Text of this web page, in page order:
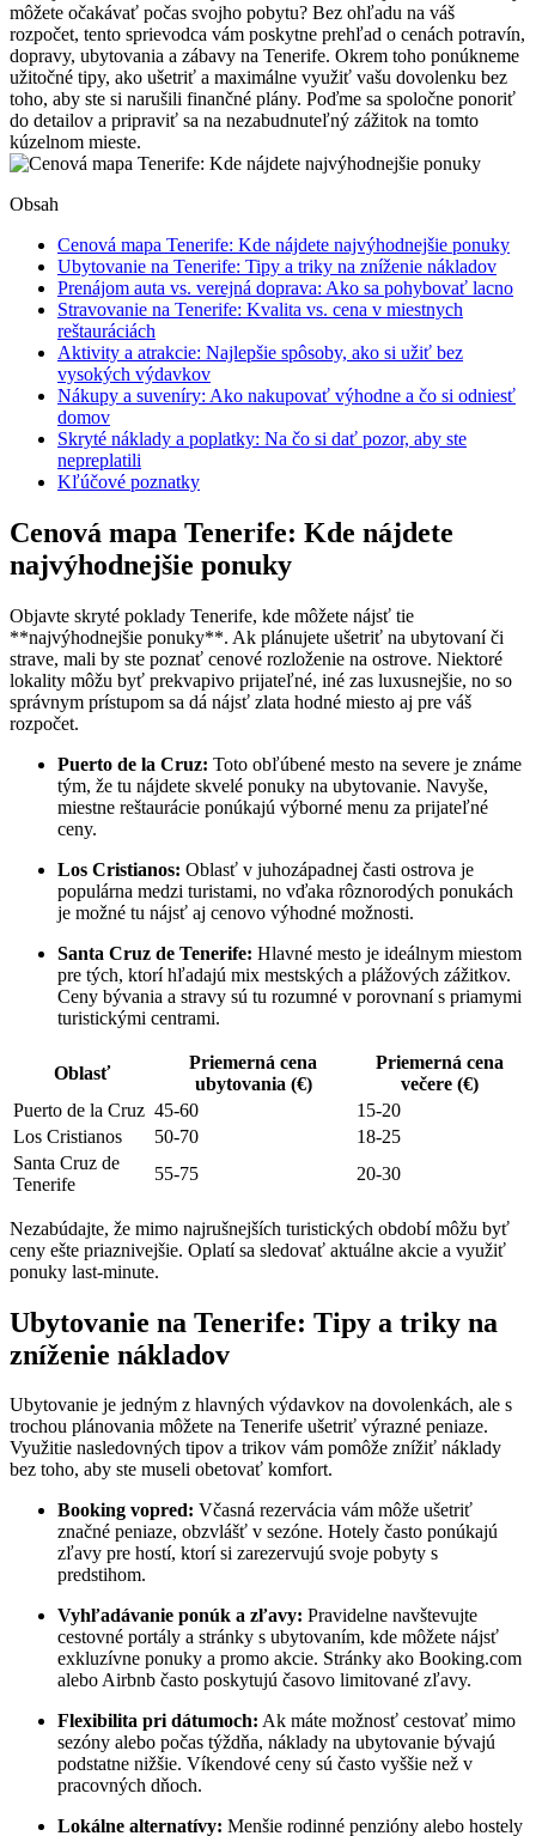
môžete očakávať počas svojho pobytu? Bez ohľadu na váš
rozpočet, tento sprievodca vám poskytne prehľad o cenách potravín,
dopravy, ubytovania a zábavy na Tenerife. Okrem toho ponúkneme
užitočné tipy, ako ušetriť a maximálne využiť vašu dovolenku bez
toho, aby ste si narušili finančné plány. Poďme sa spoločne ponoriť
do detailov a pripraviť sa na nezabudnuteľný zážitok na tomto
kúzelnom mieste.
Obsah
Cenová mapa Tenerife: Kde nájdete najvýhodnejšie ponuky
Ubytovanie na Tenerife: Tipy a triky na zníženie nákladov
Prenájom auta vs. verejná doprava: Ako sa pohybovať lacno
Stravovanie na Tenerife: Kvalita vs. cena v miestnych
reštauráciách
Aktivity a atrakcie: Najlepšie spôsoby, ako si užiť bez
vysokých výdavkov
Nákupy a suveníry: Ako nakupovať výhodne a čo si odniesť
domov
Skryté náklady a poplatky: Na čo si dať pozor, aby ste
nepreplatili
Kľúčové poznatky
Cenová mapa Tenerife: Kde nájdete
najvýhodnejšie ponuky
Objavte skryté poklady Tenerife, kde môžete nájsť tie
**najvýhodnejšie ponuky**. Ak plánujete ušetriť na ubytovaní či
strave, mali by ste poznať cenové rozloženie na ostrove. Niektoré
lokality môžu byť prekvapivo prijateľné, iné zas luxusnejšie, no so
správnym prístupom sa dá nájsť zlata hodné miesto aj pre váš
rozpočet.
Puerto de la Cruz: Toto obľúbené mesto na severe je známe
tým, že tu nájdete skvelé ponuky na ubytovanie. Navyše,
miestne reštaurácie ponúkajú výborné menu za prijateľné
ceny.
Los Cristianos: Oblasť v juhozápadnej časti ostrova je
populárna medzi turistami, no vďaka rôznorodých ponukách
je možné tu nájsť aj cenovo výhodné možnosti.
Santa Cruz de Tenerife: Hlavné mesto je ideálnym miestom
pre tých, ktorí hľadajú mix mestských a plážových zážitkov.
Ceny bývania a stravy sú tu rozumné v porovnaní s priamymi
turistickými centrami.
Oblasť
Priemerná cena
ubytovania (€)
Priemerná cena
večere (€)
Puerto de la Cruz 45-60
15-20
Los Cristianos
50-70
18-25
Santa Cruz de
Tenerife
55-75 20-30
Nezabúdajte, že mimo najrušnejších turistických období môžu byť
ceny ešte priaznivejšie. Oplatí sa sledovať aktuálne akcie a využiť
ponuky last-minute.
Ubytovanie na Tenerife: Tipy a triky na
zníženie nákladov
Ubytovanie je jedným z hlavných výdavkov na dovolenkách, ale s
trochou plánovania môžete na Tenerife ušetriť výrazné peniaze.
Využitie nasledovných tipov a trikov vám pomôže znížiť náklady
bez toho, aby ste museli obetovať komfort.
Booking vopred: Včasná rezervácia vám môže ušetriť
značné peniaze, obzvlášť v sezóne. Hotely často ponúkajú
zľavy pre hostí, ktorí si zarezervujú svoje pobyty s
predstihom.
Vyhľadávanie ponúk a zľavy: Pravidelne navštevujte
cestovné portály a stránky s ubytovaním, kde môžete nájsť
exkluzívne ponuky a promo akcie. Stránky ako Booking.com
alebo Airbnb často poskytujú časovo limitované zľavy.
Flexibilita pri dátumoch: Ak máte možnosť cestovať mimo
sezóny alebo počas týždňa, náklady na ubytovanie bývajú
podstatne nižšie. Víkendové ceny sú často vyššie než v
pracovných dňoch.
Lokálne alternatívy: Menšie rodinné penzióny alebo hostely